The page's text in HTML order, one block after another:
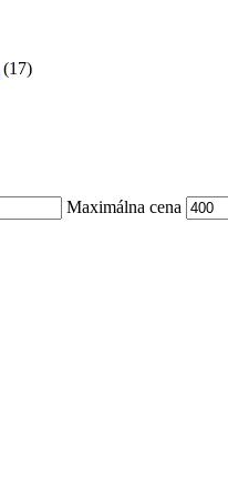
(17)
Maximálna cena